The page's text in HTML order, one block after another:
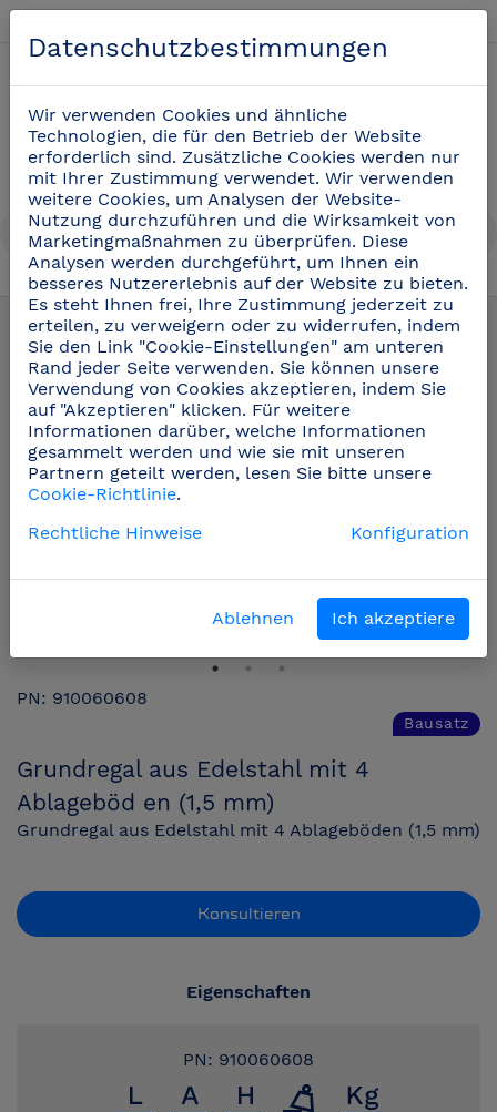
Regale aus Edelstahl (15)
PN: 910060608
Bausatz
Grundregal aus Edelstahl mit 4
Ablageböd en (1,5 mm)
Grundregal aus Edelstahl mit 4 Ablageböden (1,5 mm)
Konsultieren
Eigenschaften
PN: 910060608
Datenschutzbestimmungen
Wir verwenden Cookies und ähnliche
Technologien, die für den Betrieb der Website
erforderlich sind. Zusätzliche Cookies werden nur
mit Ihrer Zustimmung verwendet. Wir verwenden
weitere Cookies, um Analysen der Website-
Nutzung durchzuführen und die Wirksamkeit von
Marketingmaßnahmen zu überprüfen. Diese
Analysen werden durchgeführt, um Ihnen ein
besseres Nutzererlebnis auf der Website zu bieten.
Es steht Ihnen frei, Ihre Zustimmung jederzeit zu
erteilen, zu verweigern oder zu widerrufen, indem
Sie den Link "Cookie-Einstellungen" am unteren
Rand jeder Seite verwenden. Sie können unsere
Verwendung von Cookies akzeptieren, indem Sie
auf "Akzeptieren" klicken. Für weitere
Informationen darüber, welche Informationen
gesammelt werden und wie sie mit unseren
Partnern geteilt werden, lesen Sie bitte unsere
Cookie-Richtlinie.
Rechtliche Hinweise
Konfiguration
Ablehnen Ich akzeptiere